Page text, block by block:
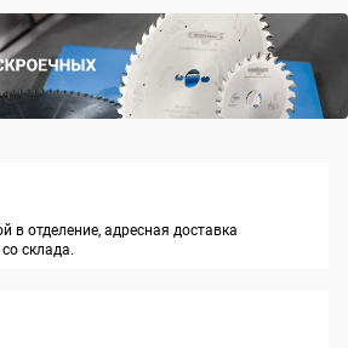
в отделение, адресная доставка
склада.